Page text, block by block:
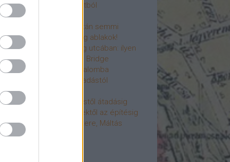
fogorvosi rendelő a múltból
a 4-es metrón
tervezik, megígérik, aztán semmi
újjászülettek az ólomüveg ablakok!
terek a Mérleg utcában: ilyen
a Mamaison Hotel Chain Bridge
költözött a Hengermalomba
története: az átadástól
története: építéstől átadásig
története: ötletektől az építésig
elfeledett mestere, Máltás